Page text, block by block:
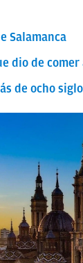
Salamanca
dio de
de ocho